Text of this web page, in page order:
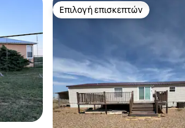
Επιλογή επισκεπτών
Επιλογή επισκεπτών